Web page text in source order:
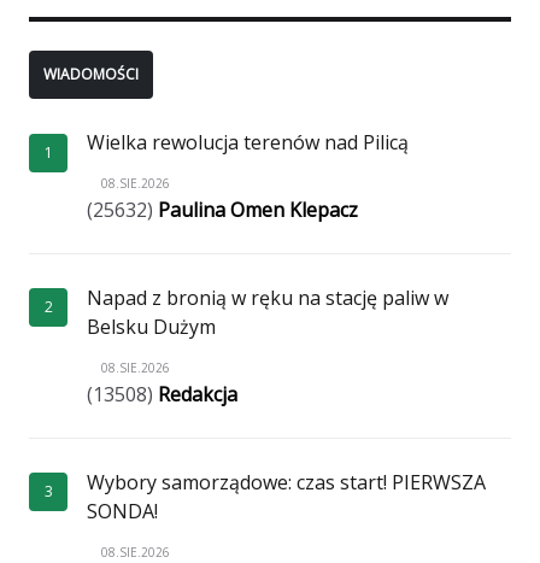
WIADOMOŚCI
1 Wielka rewolucja terenów nad Pilicą
08.SIE.2026
(25632) Paulina Omen Klepacz
2
Napad z bronią w ręku na stację paliw w
Belsku Dużym
08.SIE.2026
(13508) Redakcja
3
Wybory samorządowe: czas start! PIERWSZA
SONDA!
08.SIE.2026